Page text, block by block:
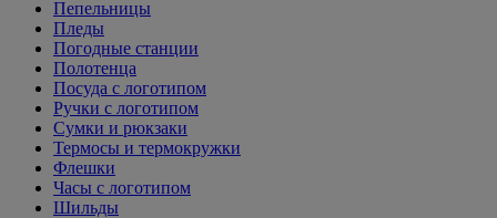
Пепельницы
Пледы
Погодные станции
Полотенца
Посуда с логотипом
Ручки с логотипом
Сумки и рюкзаки
Термосы и термокружки
Флешки
Часы с логотипом
Шильды